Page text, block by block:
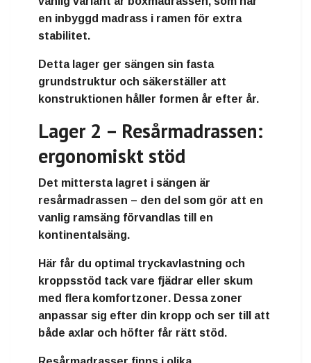
en inbyggd madrass i ramen för extra
stabilitet.
Detta lager ger sängen sin fasta
grundstruktur och säkerställer att
konstruktionen håller formen år efter år.
Lager 2 – Resårmadrassen:
ergonomiskt stöd
Det mittersta lagret i sängen är
resårmadrassen – den del som gör att en
vanlig ramsäng förvandlas till en
kontinentalsäng.
Här får du optimal tryckavlastning och
kroppsstöd tack vare fjädrar eller skum
med flera komfortzoner. Dessa zoner
anpassar sig efter din kropp och ser till att
både axlar och höfter får rätt stöd.